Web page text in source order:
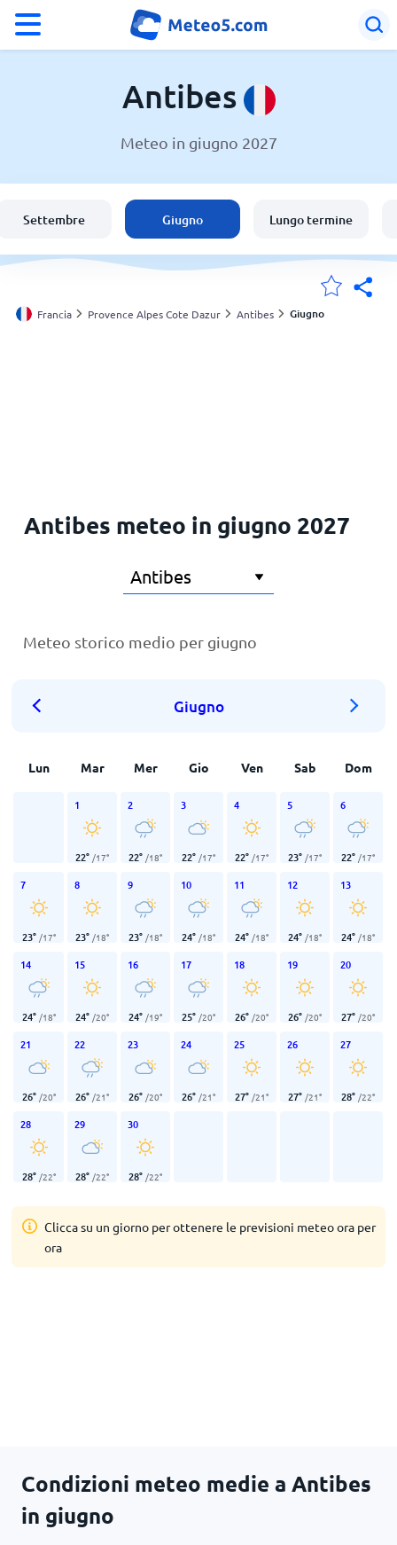
Italia
Svizzera
Antibes
Meteo in giugno 2027
Settembre Giugno Lungo termine
Francia Provence Alpes Cote Dazur Antibes Giugno
Antibes meteo in giugno 2027
Meteo storico medio per giugno
Giugno
Lun Mar Mer Gio Ven Sab Dom
1
22° /17°
2
22° /18°
3
22° /17°
4
22° /17°
5
23° /17°
6
22° /17°
7
23° /17°
8
23° /18°
9
23° /18°
10
24° /18°
11
24° /18°
12
24° /18°
13
24° /18°
14
24° /18°
15
24° /20°
16
24° /19°
17
25° /20°
18
26° /20°
19
26° /20°
20
27° /20°
21
26° /20°
22
26° /21°
23
26° /20°
24
26° /21°
25
27° /21°
26
27° /21°
27
28° /22°
28
28° /22°
29
28° /22°
30
28° /22°
Clicca su un giorno per ottenere le previsioni meteo ora per
ora
Condizioni meteo medie a Antibes
in giugno